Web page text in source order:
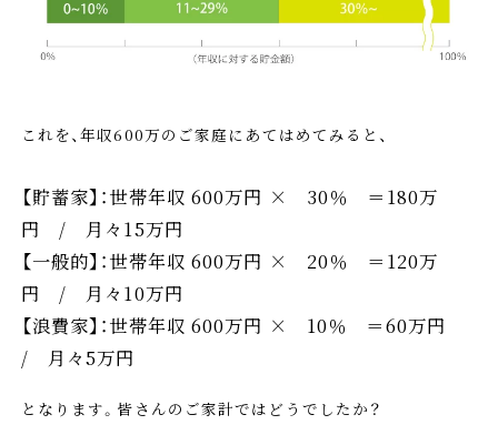
これを、年収600万のご家庭にあてはめてみると、
【貯蓄家】：世帯年収 600万円 × 30％ ＝180万
円 / 月々15万円
【一般的】：世帯年収 600万円 × 20％ ＝120万
円 / 月々10万円
【浪費家】：世帯年収 600万円 × 10％ ＝60万円
/ 月々5万円
となります。皆さんのご家計ではどうでしたか？